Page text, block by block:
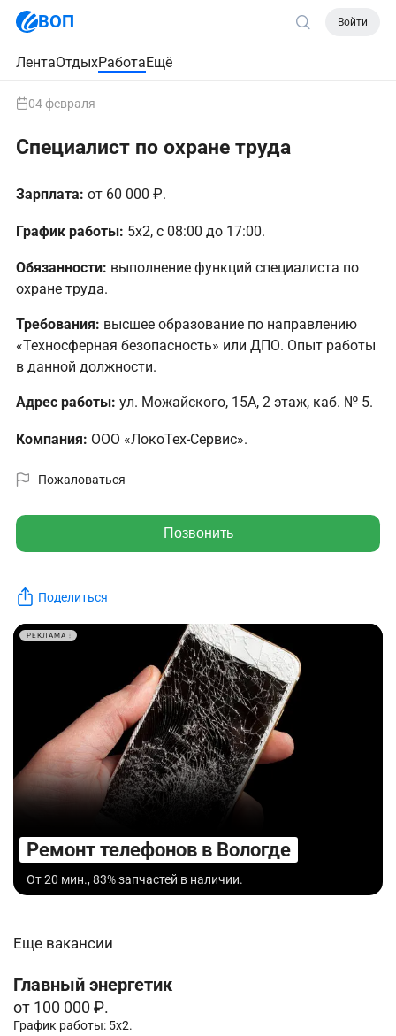
ВОП Войти
ЛентаОтдыхРаботаЕщё
04 февраля
Специалист по охране труда
Зарплата: от 60 000 ₽.
График работы: 5х2, с 08:00 до 17:00.
Обязанности: выполнение функций специалиста по
охране труда.
Требования: высшее образование по направлению
«Техносферная безопасность» или ДПО. Опыт работы
в данной должности.
Адрес работы: ул. Можайского, 15А, 2 этаж, каб. № 5.
Компания: ООО «ЛокоТех-Сервис».
Пожаловаться
Позвонить
Поделиться
РЕКЛАМА
Ремонт телефонов в Вологде
От 20 мин., 83% запчастей в наличии.
Еще вакансии
Главный энергетик
от 100 000 ₽.
График работы: 5х2.